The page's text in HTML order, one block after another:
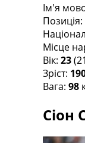
Ім'я
Позиція:
Місце
Вік: 23
Зріст:
Вага: 98
Сіон